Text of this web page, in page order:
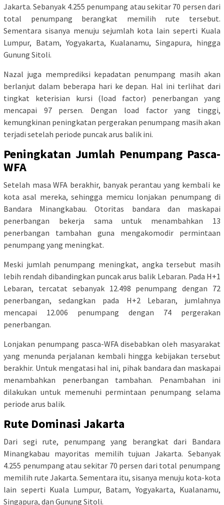
Jakarta. Sebanyak 4.255 penumpang atau sekitar 70 persen dari
total penumpang berangkat memilih rute tersebut.
Sementara sisanya menuju sejumlah kota lain seperti Kuala
Lumpur, Batam, Yogyakarta, Kualanamu, Singapura, hingga
Gunung Sitoli.
Nazal juga memprediksi kepadatan penumpang masih akan
berlanjut dalam beberapa hari ke depan. Hal ini terlihat dari
tingkat keterisian kursi (load factor) penerbangan yang
mencapai 97 persen. Dengan load factor yang tinggi,
kemungkinan peningkatan pergerakan penumpang masih akan
terjadi setelah periode puncak arus balik ini.
Peningkatan Jumlah Penumpang Pasca-
WFA
Setelah masa WFA berakhir, banyak perantau yang kembali ke
kota asal mereka, sehingga memicu lonjakan penumpang di
Bandara Minangkabau. Otoritas bandara dan maskapai
penerbangan bekerja sama untuk menambahkan 13
penerbangan tambahan guna mengakomodir permintaan
penumpang yang meningkat.
Meski jumlah penumpang meningkat, angka tersebut masih
lebih rendah dibandingkan puncak arus balik Lebaran. Pada H+1
Lebaran, tercatat sebanyak 12.498 penumpang dengan 72
penerbangan, sedangkan pada H+2 Lebaran, jumlahnya
mencapai 12.006 penumpang dengan 74 pergerakan
penerbangan.
Lonjakan penumpang pasca-WFA disebabkan oleh masyarakat
yang menunda perjalanan kembali hingga kebijakan tersebut
berakhir. Untuk mengatasi hal ini, pihak bandara dan maskapai
menambahkan penerbangan tambahan. Penambahan ini
dilakukan untuk memenuhi permintaan penumpang selama
periode arus balik.
Rute Dominasi Jakarta
Dari segi rute, penumpang yang berangkat dari Bandara
Minangkabau mayoritas memilih tujuan Jakarta. Sebanyak
4.255 penumpang atau sekitar 70 persen dari total penumpang
memilih rute Jakarta. Sementara itu, sisanya menuju kota-kota
lain seperti Kuala Lumpur, Batam, Yogyakarta, Kualanamu,
Singapura, dan Gunung Sitoli.